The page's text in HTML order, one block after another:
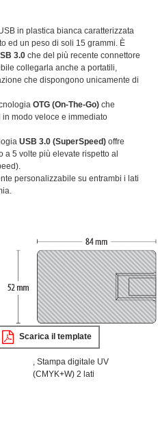
in plastica bianca caratterizzata
ed un peso di soli 15 grammi. È
3.0 che del più recente connettore
collegarla anche a portatili,
che dispongono unicamente di
OTG (On-The-Go) che
modo veloce e immediato
USB 3.0 (SuperSpeed) offre
a 5 volte più elevate rispetto al
personalizzabile su entrambi i lati
Scarica il template
, Stampa digitale UV
(CMYK+W) 2 lati